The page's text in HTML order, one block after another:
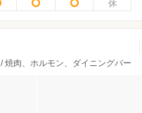
/ 焼肉、ホルモン、ダイニングバー